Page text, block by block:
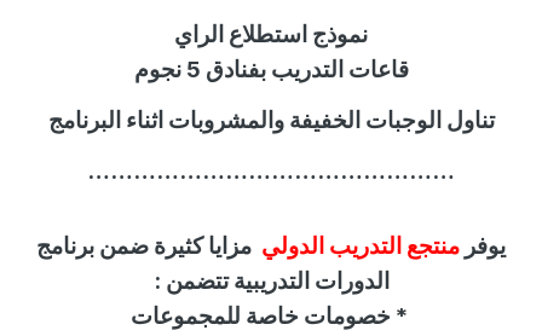
نموذج استطلاع الراي
قاعات التدريب بفنادق 5 نجوم
تناول الوجبات الخفيفة والمشروبات اثناء البرنامج
…………………………………………
يوفر منتجع التدريب الدولي مزايا كثيرة ضمن برنامج
الدورات التدريبية تتضمن :
* خصومات خاصة للمجموعات